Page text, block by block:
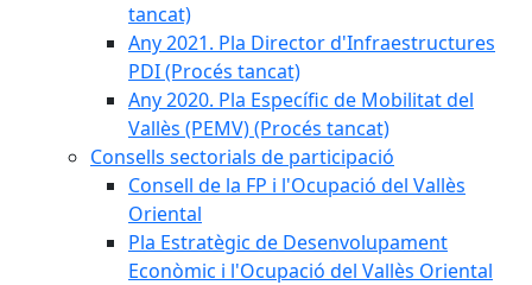
tancat)
Any 2021. Pla Director d'Infraestructures
PDI (Procés tancat)
Any 2020. Pla Específic de Mobilitat del
Vallès (PEMV) (Procés tancat)
Consells sectorials de participació
Consell de la FP i l'Ocupació del Vallès
Oriental
Pla Estratègic de Desenvolupament
Econòmic i l'Ocupació del Vallès Oriental